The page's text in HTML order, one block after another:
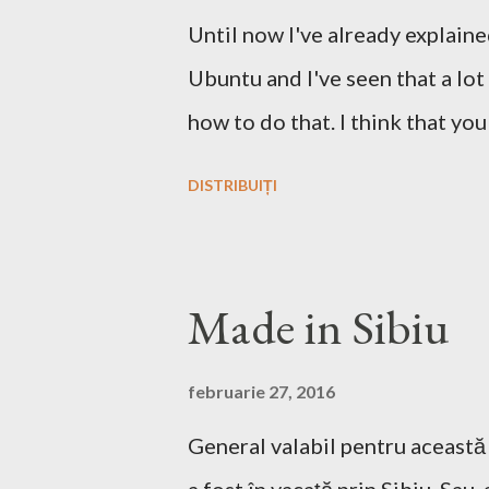
Until now I've already
Ubuntu and I've seen that a
how to do that. I think that
you'll find a site from which to
After downloading the game
DISTRIBUIȚI
Made in Sibiu
februarie 27, 2016
General valabil pentru